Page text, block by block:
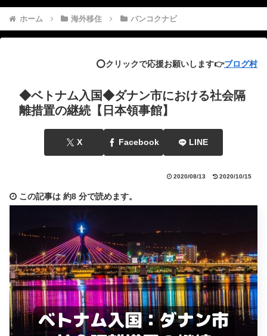
ホーム 海外移住 バンコクナビ
⭕️クリックで応援お願いします👉ブログ村
◆ベトナム入国◆ダナン市における社会隔
離措置の継続【日本領事館】
X Facebook LINE
2020/08/13 2020/10/15
この記事は 約8 分で読めます。